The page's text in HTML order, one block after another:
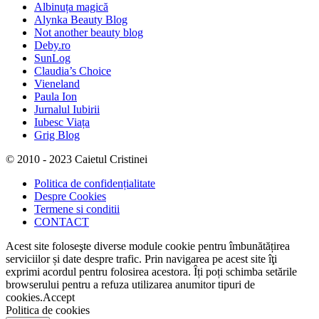
Albinuța magică
Alynka Beauty Blog
Not another beauty blog
Deby.ro
SunLog
Claudia’s Choice
Vieneland
Paula Ion
Jurnalul Iubirii
Iubesc Viața
Grig Blog
© 2010 - 2023 Caietul Cristinei
Politica de confidențialitate
Despre Cookies
Termene si conditii
CONTACT
Acest site foloseşte diverse module cookie pentru îmbunătățirea
serviciilor și date despre trafic. Prin navigarea pe acest site îţi
exprimi acordul pentru folosirea acestora. Îți poți schimba setările
browserului pentru a refuza utilizarea anumitor tipuri de
cookies.Accept
Politica de cookies